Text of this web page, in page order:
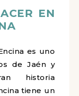
EN
es uno
de Jaén y
historia
tiene un